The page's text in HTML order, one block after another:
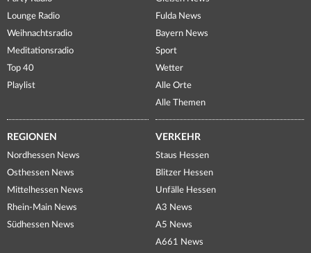
Lounge Radio
Weihnachtsradio
Meditationsradio
Top 40
Playlist
Fulda News
Bayern News
Sport
Wetter
Alle Orte
Alle Themen
REGIONEN
Nordhessen News
Osthessen News
Mittelhessen News
Rhein-Main News
Südhessen News
VERKEHR
Staus Hessen
Blitzer Hessen
Unfälle Hessen
A3 News
A5 News
A661 News